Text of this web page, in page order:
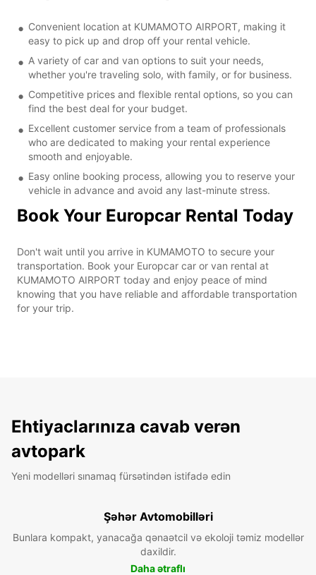
Convenient location at KUMAMOTO AIRPORT, making it
easy to pick up and drop off your rental vehicle.
A variety of car and van options to suit your needs,
whether you're traveling solo, with family, or for business.
Competitive prices and flexible rental options, so you can
find the best deal for your budget.
Excellent customer service from a team of professionals
who are dedicated to making your rental experience
smooth and enjoyable.
Easy online booking process, allowing you to reserve your
vehicle in advance and avoid any last-minute stress.
Book Your Europcar Rental Today
Don't wait until you arrive in KUMAMOTO to secure your
transportation. Book your Europcar car or van rental at
KUMAMOTO AIRPORT today and enjoy peace of mind
knowing that you have reliable and affordable transportation
for your trip.
Ehtiyaclarınıza cavab verən
avtopark
Yeni modelləri sınamaq fürsətindən istifadə edin
Şəhər Avtomobilləri
Bunlara kompakt, yanacağa qənaətcil və ekoloji təmiz modellər
daxildir.
Daha ətraflı